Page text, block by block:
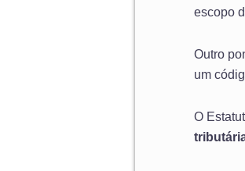
escopo
Outro
um
O